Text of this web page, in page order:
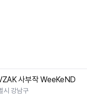
사부작 WeeKeND
시 강남구